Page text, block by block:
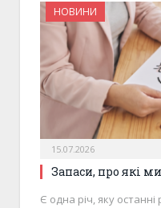
НОВИНИ
15.07.2026
Запаси, про які
Є одна річ, яку